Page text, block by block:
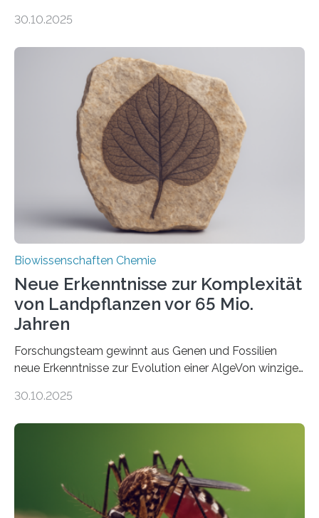
erfüllen können, müssen zahlreiche Enzyme präzise in
der Ruhr-Universität Bochum um Prof. Dr. Ralf Erdmann
und Dr. Ismaila Francis Yusuf hat nun einen bislang
unbekannten Qualitätskontrollmechanismus des
peroxisomalen Proteintransports in der Bäckerhefe
Saccharomyces cerevisiae entdeckt, der für die
Funktionsfähigkeit der Organellen entscheidend ist. Die
Studie wurde am 28. Oktober 2025 in der
Fachzeitschrift…
30.10.2025
Biowissenschaften Chemie
Neue Erkenntnisse zur Komplexität
von Landpflanzen vor 65 Mio.
Jahren
Forschungsteam gewinnt aus Genen und Fossilien
neue Erkenntnisse zur Evolution einer AlgeVon winzigen
Landpflanzen zählen zu den komplexesten
Grünalgen, die vor Hunderten von Millionen Jahren
lebten. Unter den Vorfahren sticht eine Gruppe heraus,
die noch heute in der Natur vorkommt: die
Süßwasseralge Coleochaetophyceae. Einige Arten
30.10.2025